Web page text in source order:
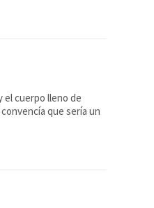
el cuerpo lleno de
que sería un